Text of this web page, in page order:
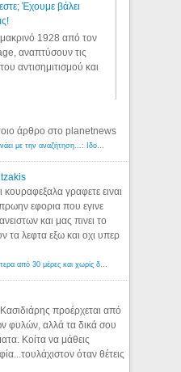
Έχουμε βάλει
1928 από τον
αναπτύσουν τις
αντισημιτισμού και
άρθρο στο planetnews
Λόγιος Ερμής | Η γνώση ξεκινάει με την αναζήτηση...: Ιδού οι 18 που χρωστούν 11 δις ευρώ!
κουραφεξαλα γραφετε ειναι
εφορια που εγινε
και μας πινει το
τα λεφτα εξω και οχι υπερ
Εφορία: Κατάσχονται όλα ύστερα από 30 μέρες και χωρίς δικαστικές αποφάσεις - Λόγιος Ερμής
προέρχεται από
φυλών, αλλά τα δικά σου
Κοίτα να μάθεις
όταν θέτεις